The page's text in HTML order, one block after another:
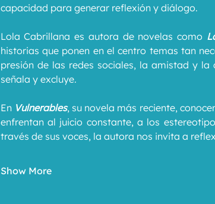
capacidad para generar reflexión y diálogo.
Lola Cabrillana es autora de novelas como
historias que ponen en el centro temas tan
presión de las redes sociales, la amistad y
señala y excluye.
En Vulnerables, su novela más reciente,
enfrentan al juicio constante, a los
través de sus voces, la autora nos invita a
Show More